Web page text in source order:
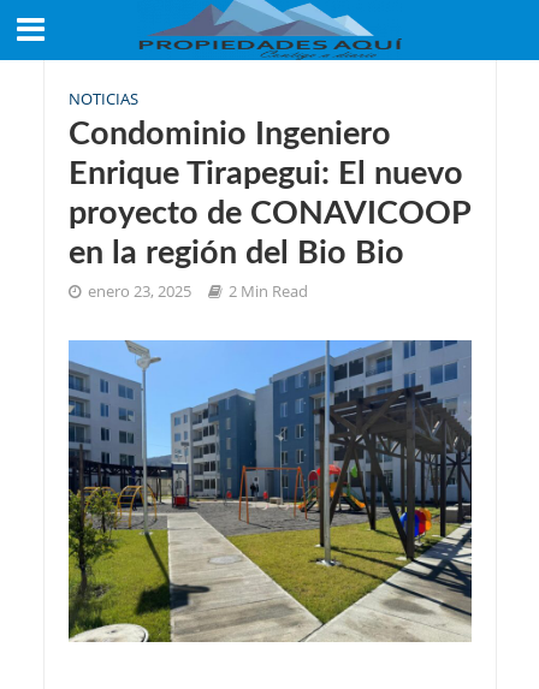
NOTICIAS
Condominio Ingeniero
Enrique Tirapegui: El nuevo
proyecto de CONAVICOOP
en la región del Bio Bio
enero 23, 2025 2 Min Read